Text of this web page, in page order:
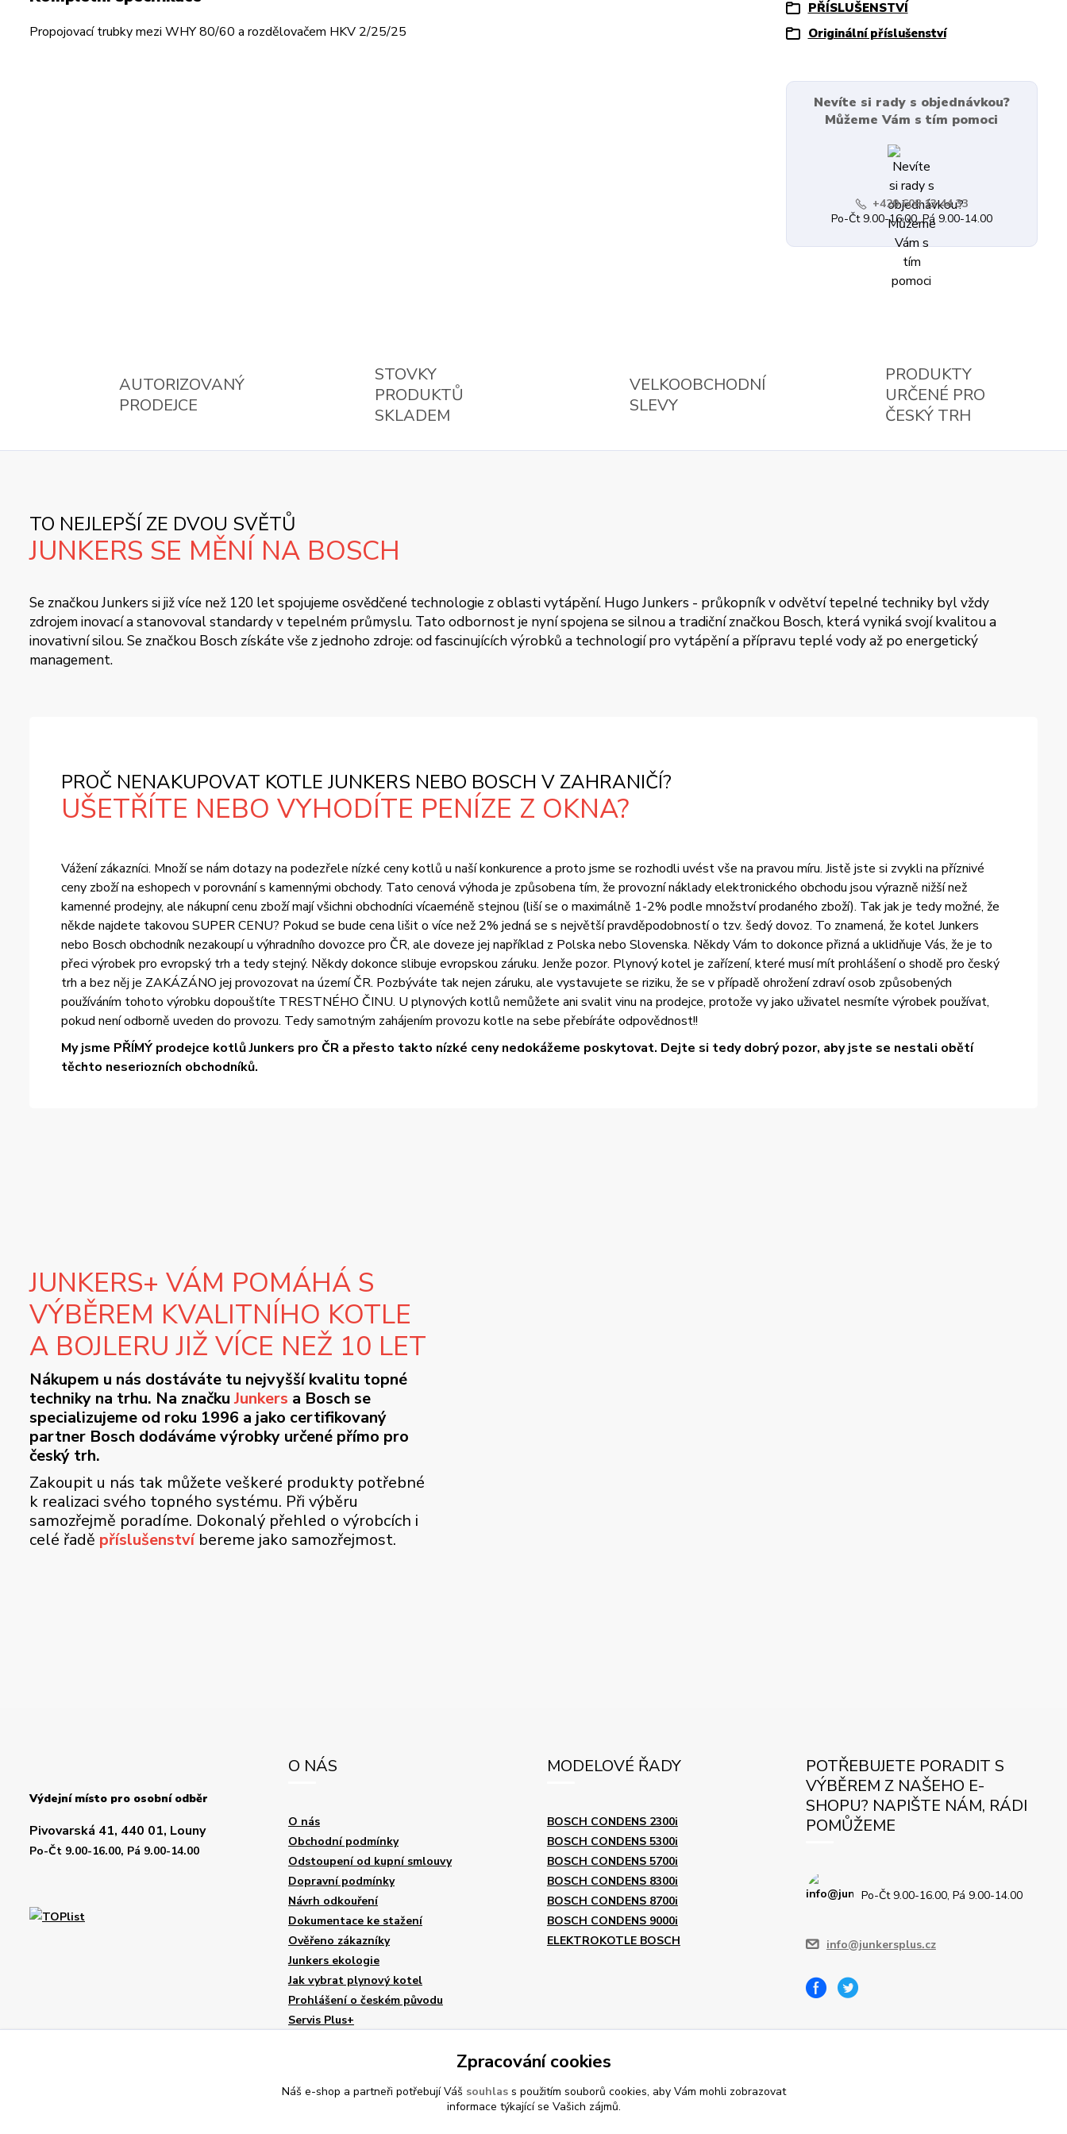
Propojovací trubky mezi WHY 80/60 a rozdělovačem HKV 2/25/25
PŘÍSLUŠENSTVÍ
Originální příslušenství
Nevíte si rady s objednávkou?
Můžeme Vám s tím pomoci
+420 608 13 44 33
Po-Čt 9.00-16.00, Pá 9.00-14.00
AUTORIZOVANÝ
PRODEJCE
STOVKY
PRODUKTŮ
SKLADEM
VELKOOBCHODNÍ
SLEVY
PRODUKTY
URČENÉ PRO
ČESKÝ TRH
TO NEJLEPŠÍ ZE DVOU SVĚTŮ
JUNKERS SE MĚNÍ NA BOSCH
Se značkou Junkers si již více než 120 let spojujeme osvědčené technologie z oblasti vytápění. Hugo Junkers - průkopník v odvětví tepelné techniky byl vždy
zdrojem inovací a stanovoval standardy v tepelném průmyslu. Tato odbornost je nyní spojena se silnou a tradiční značkou Bosch, která vyniká svojí kvalitou a
inovativní silou. Se značkou Bosch získáte vše z jednoho zdroje: od fascinujících výrobků a technologií pro vytápění a přípravu teplé vody až po energetický
management.
PROČ NENAKUPOVAT KOTLE JUNKERS NEBO BOSCH V ZAHRANIČÍ?
UŠETŘÍTE NEBO VYHODÍTE PENÍZE Z OKNA?
Vážení zákazníci. Množí se nám dotazy na podezřele nízké ceny kotlů u naší konkurence a proto jsme se rozhodli uvést vše na pravou míru. Jistě jste si zvykli na příznivé
ceny zboží na eshopech v porovnání s kamennými obchody. Tato cenová výhoda je způsobena tím, že provozní náklady elektronického obchodu jsou výrazně nižší než
kamenné prodejny, ale nákupní cenu zboží mají všichni obchodníci vícaeméně stejnou (liší se o maximálně 1-2% podle množství prodaného zboží). Tak jak je tedy možné, že
někde najdete takovou SUPER CENU? Pokud se bude cena lišit o více než 2% jedná se s největší pravděpodobností o tzv. šedý dovoz. To znamená, že kotel Junkers
nebo Bosch obchodník nezakoupí u výhradního dovozce pro ČR, ale doveze jej například z Polska nebo Slovenska. Někdy Vám to dokonce přizná a uklidňuje Vás, že je to
přeci výrobek pro evropský trh a tedy stejný. Někdy dokonce slibuje evropskou záruku. Jenže pozor. Plynový kotel je zařízení, které musí mít prohlášení o shodě pro český
trh a bez něj je ZAKÁZÁNO jej provozovat na území ČR. Pozbýváte tak nejen záruku, ale vystavujete se riziku, že se v případě ohrožení zdraví osob způsobených
používáním tohoto výrobku dopouštíte TRESTNÉHO ČINU. U plynových kotlů nemůžete ani svalit vinu na prodejce, protože vy jako uživatel nesmíte výrobek používat,
pokud není odborně uveden do provozu. Tedy samotným zahájením provozu kotle na sebe přebíráte odpovědnost!!
My jsme PŘÍMÝ prodejce kotlů Junkers pro ČR a přesto takto nízké ceny nedokážeme poskytovat. Dejte si tedy dobrý pozor, aby jste se nestali obětí
těchto neseriozních obchodníků.
JUNKERS+ VÁM POMÁHÁ S
VÝBĚREM KVALITNÍHO KOTLE
A BOJLERU JIŽ VÍCE NEŽ 10 LET
Nákupem u nás dostáváte tu nejvyšší kvalitu topné
techniky na trhu. Na značkuJunkers a Bosch se
specializujeme od roku 1996 a jako certifikovaný
partner Bosch dodáváme výrobky určené přímo pro
český trh.
Zakoupit u nás tak můžete veškeré produkty potřebné
k realizaci svého topného systému. Při výběru
samozřejmě poradíme. Dokonalý přehled o výrobcích i
celé řadě příslušenstvíbereme jako samozřejmost.
Výdejní místo pro osobní odběr
Pivovarská 41, 440 01, Louny
Po-Čt 9.00-16.00, Pá 9.00-14.00
O NÁS
O nás
Obchodní podmínky
Odstoupení od kupní smlouvy
Dopravní podmínky
Návrh odkouření
Dokumentace ke stažení
Ověřeno zákazníky
Junkers ekologie
Jak vybrat plynový kotel
Prohlášení o českém původu
Servis Plus+
MODELOVÉ ŘADY
BOSCH CONDENS 2300i
BOSCH CONDENS 5300i
BOSCH CONDENS 5700i
BOSCH CONDENS 8300i
BOSCH CONDENS 8700i
BOSCH CONDENS 9000i
ELEKTROKOTLE BOSCH
POTŘEBUJETE PORADIT S
VÝBĚREM Z NAŠEHO E-
SHOPU? NAPIŠTE NÁM, RÁDI
POMŮŽEME
Po-Čt 9.00-16.00, Pá 9.00-14.00
info@junkersplus.cz
Zpracování cookies
Náš e-shop a partneři potřebují Váš souhlass použitím souborů cookies, aby Vám mohli zobrazovat
informace týkající se Vašich zájmů.